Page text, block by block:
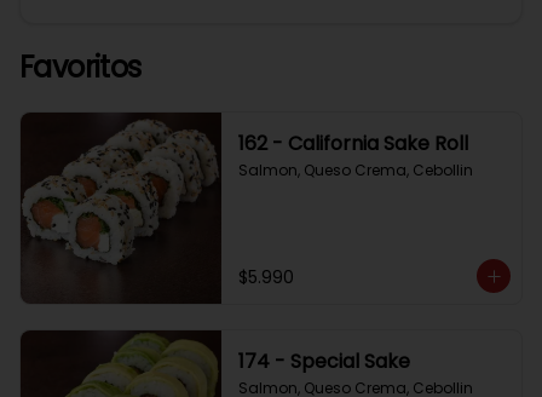
Favoritos
162 - California Sake Roll
Salmon, Queso Crema, Cebollin
$5.990
174 - Special Sake
Salmon, Queso Crema, Cebollin